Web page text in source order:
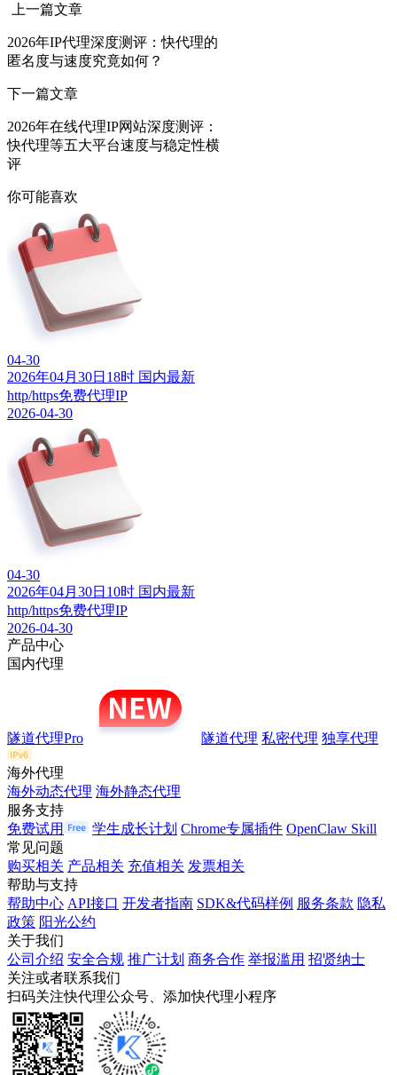
上一篇文章
2026年IP代理深度测评：快代理的
匿名度与速度究竟如何？
下一篇文章
2026年在线代理IP网站深度测评：
快代理等五大平台速度与稳定性横
评
你可能喜欢
04-30
2026年04月30日18时 国内最新
http/https免费代理IP
2026-04-30
04-30
2026年04月30日10时 国内最新
http/https免费代理IP
2026-04-30
产品中心
国内代理
隧道代理Pro 隧道代理 私密代理 独享代理
海外代理
海外动态代理 海外静态代理
服务支持
免费试用
学生成长计划 Chrome专属插件 OpenClaw Skill
常见问题
购买相关 产品相关 充值相关 发票相关
帮助与支持
帮助中心 API接口 开发者指南 SDK&代码样例 服务条款 隐私
政策 阳光公约
关于我们
公司介绍 安全合规 推广计划 商务合作 举报滥用 招贤纳士
关注或者联系我们
扫码关注快代理公众号、添加快代理小程序